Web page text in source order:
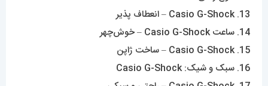
19. ساعت تمام چسب: Casio G-Shock
20. Casio G-Shock – شیک و جذاب
1. ساعت Casio G-Shock با طراحی بی‌نظیر و کیفیت بالا.
پیدا می‌شود.